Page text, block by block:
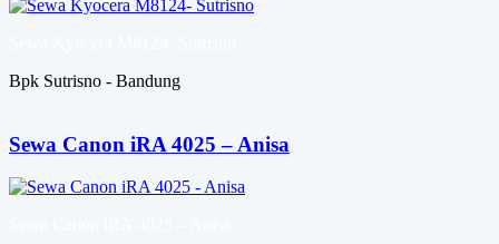
Bpk Sutrisno - Bandung
Sewa Canon iRA 4025 – Anisa